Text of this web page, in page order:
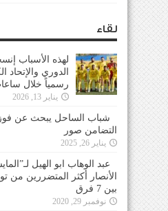
لقاء
لهذه الأسباب
الدوري والإتحاد
رسمياً خلال
يناير 13, 2026
شباب الساحل يبحث عن
التضامن صور
يناير 26, 2025
عبد الوهاب ابو الهيل
الأنصار أكثر المتضررين من
بين 7 فرق
نوفمبر 29, 2020